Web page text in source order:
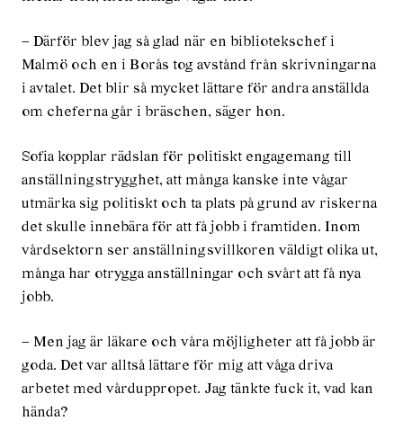
– Därför blev jag så glad när en bibliotekschef i
Malmö och en i Borås tog avstånd från skrivningarna
i avtalet. Det blir så mycket lättare för andra anställda
om cheferna går i bräschen, säger hon.
Sofia kopplar rädslan för politiskt engagemang till
anställningstrygghet, att många kanske inte vågar
utmärka sig politiskt och ta plats på grund av riskerna
det skulle innebära för att få jobb i framtiden. Inom
vårdsektorn ser anställningsvillkoren väldigt olika ut,
många har otrygga anställningar och svårt att få nya
jobb.
– Men jag är läkare och våra möjligheter att få jobb är
goda. Det var alltså lättare för mig att våga driva
arbetet med vårduppropet. Jag tänkte fuck it, vad kan
hända?